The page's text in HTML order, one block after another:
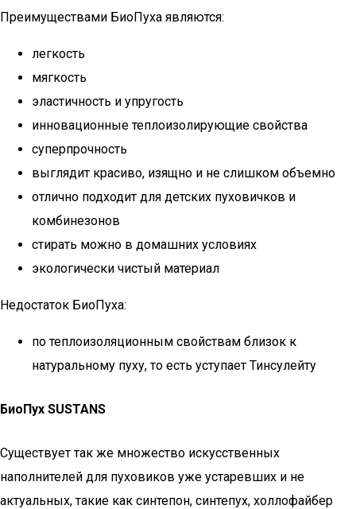
Преимуществами БиоПуха являются:
легкость
мягкость
эластичность и упругость
инновационные теплоизолирующие свойства
суперпрочность
выглядит красиво, изящно и не слишком объемно
отлично подходит для детских пуховичков и
комбинезонов
стирать можно в домашних условиях
экологически чистый материал
Недостаток БиоПуха:
по теплоизоляционным свойствам близок к
натуральному пуху, то есть уступает Тинсулейту
БиоПух SUSTANS
Существует так же множество искусственных
наполнителей для пуховиков уже устаревших и не
актуальных, такие как синтепон, синтепух, холлофайбер